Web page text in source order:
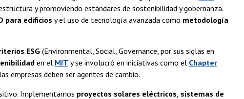
y promoviendo estándares de sostenibilidad y gobernanza.
para edificios y el uso de tecnología avanzada como metodología
ESG(Environmental, Social, Governance, por sus siglas en
en el MIT y se involucró en iniciativas como el Chapter
empresas deben ser agentes de cambio.
Implementamos proyectos solares eléctricos sistemas de